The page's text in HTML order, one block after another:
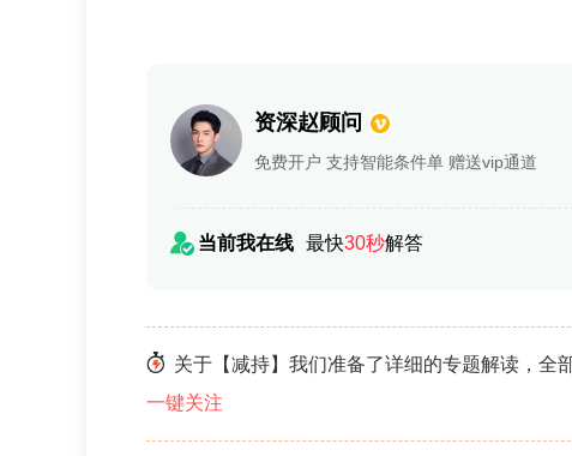
资深赵顾问
免费开户 支持智能条件单 赠送vip通道
当前我在线 最快30秒解答
关于【减持】我们准备了详细的专题解读，全
一键关注